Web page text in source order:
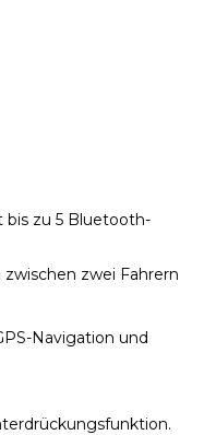
zu 5 Bluetooth-
zwei Fahrern
Navigation und